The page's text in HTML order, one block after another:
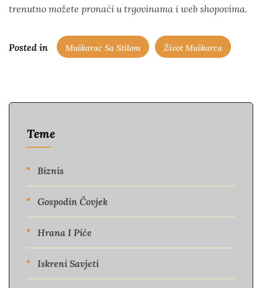
trenutno možete pronaći u trgovinama i web shopovima.
Posted in Muškarac Sa Stilom Život Muškarca
Teme
Biznis
Gospodin Čovjek
Hrana I Piće
Iskreni Savjeti